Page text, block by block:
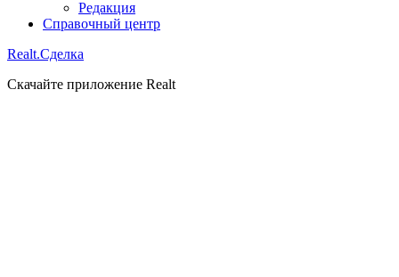
Редакция
Справочный центр
Realt.Сделка
Скачайте приложение Realt